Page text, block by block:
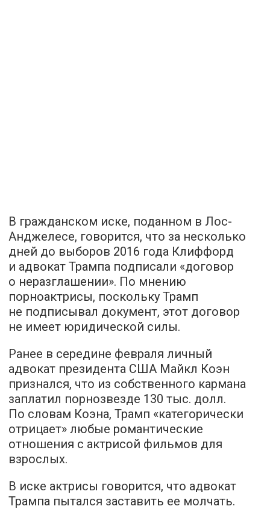
В гражданском иске, поданном в Лос-
Анджелесе, говорится, что за несколько
дней до выборов 2016 года Клиффорд
и адвокат Трампа подписали «договор
о неразглашении». По мнению
порноактрисы, поскольку Трамп
не подписывал документ, этот договор
не имеет юридической силы.
Ранее в середине февраля личный
адвокат президента США Майкл Коэн
признался, что из собственного кармана
заплатил порнозвезде 130 тыс. долл.
По словам Коэна, Трамп «категорически
отрицает» любые романтические
отношения с актрисой фильмов для
взрослых.
В иске актрисы говорится, что адвокат
Трампа пытался заставить ее молчать.